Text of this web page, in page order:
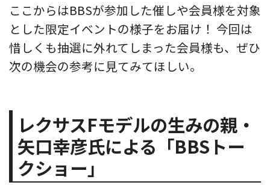
ここからはBBSが参加した催しや会員様を対象
とした限定イベントの様子をお届け！ 今回は
惜しくも抽選に外れてしまった会員様も、ぜひ
次の機会の参考に見てみてほしい。
レクサスFモデルの生みの親・
矢口幸彦氏による「BBSトー
クショー」